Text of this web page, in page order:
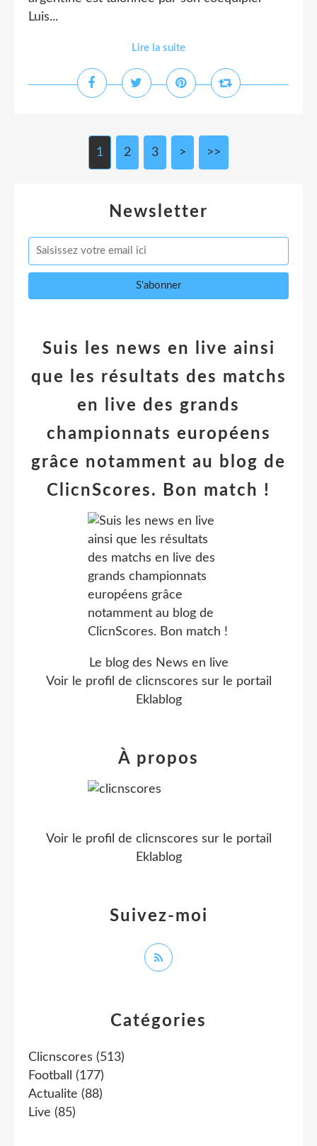
Luis...
Lire la suite
1 2 3 > >>
Newsletter
Catégories
Clicnscores (513)
Football
(177)
Actualite (88)
Live (85)
Suis les news en live ainsi
que les résultats des matchs
en live des grands
championnats européens
grâce notamment au blog de
ClicnScores. Bon match !
Le blog des News en live
Voir le profil de clicnscores sur le portail
Eklablog
Suivez-moi
À propos
Voir le profil de clicnscores sur le portail
Eklablog